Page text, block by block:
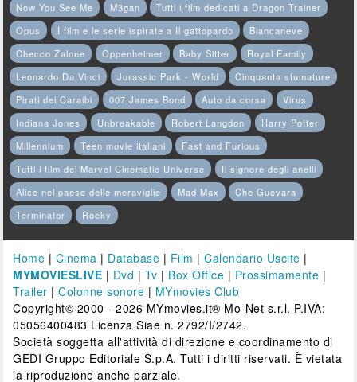
Now You See Me
M3gan
Tutti i film dedicati a Dragon Trainer
Opus
I film e le serie ispirate a Il gattopardo
Biancaneve
Checco Zalone
Oppenheimer Baby Sitter
Royal Family
Leonardo Da Vinci
Jurassic Park - World
Cinquanta sfumature
Pirati dei Caraibi
007 James Bond Auto da corsa
Virus
Indiana Jones
Unbreakable Robert Langdon
Harry Potter
Millennium
Teen movie italiani
Fast and Furious
Tutti i film del Marvel Cinematic Universe
Il signore degli anelli
Alice nel paese delle meraviglie
Mad Max
Che Guevara
Terminator
Rocky
Home | Cinema | Database | Film |Calendario Uscite |
MYMOVIESLIVE | Dvd | Tv | Box Office | Prossimamente |
Trailer |Colonne sonore | MYmovies Club
Copyright© 2000 - 2026 MYmovies.it® Mo-Net s.r.l. P.IVA:
05056400483 Licenza Siae n. 2792/I/2742.
Società soggetta all'attività di direzione e coordinamento di
GEDI Gruppo Editoriale S.p.A. Tutti i diritti riservati. È vietata
la riproduzione anche parziale.